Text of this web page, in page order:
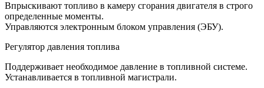
Впрыскивают топливо в камеру сгорания двигателя в строго
определенные моменты.
Управляются электронным блоком управления (ЭБУ).
Регулятор давления топлива
Поддерживает необходимое давление в топливной системе.
Устанавливается в топливной магистрали.